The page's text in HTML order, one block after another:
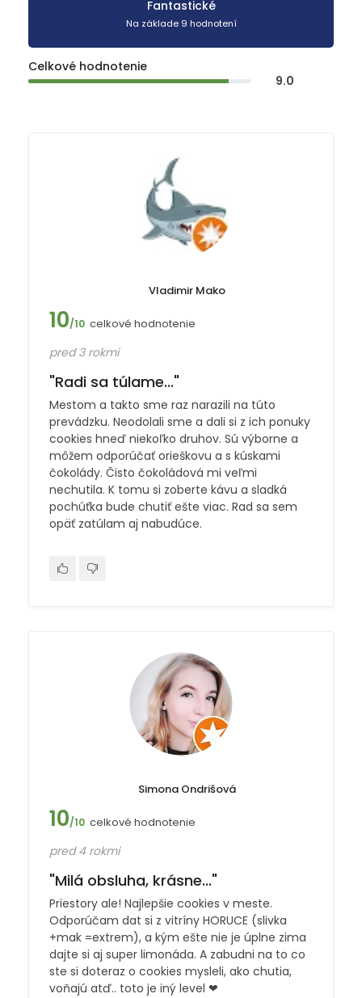
Fantastické
Na základe 9 hodnotení
Celkové hodnotenie
9.0
Vladimir Mako
10/10 celkové hodnotenie
pred 3 rokmi
"Radi sa túlame..."
Mestom a takto sme raz narazili na túto
prevádzku. Neodolali sme a dali si z ich ponuky
cookies hneď niekoľko druhov. Sú výborne a
môžem odporúčať orieškovu a s kúskami
čokolády. Čisto čokoládová mi veľmi
nechutila. K tomu si zoberte kávu a sladká
pochúťka bude chutiť ešte viac. Rad sa sem
opäť zatúlam aj nabudúce.
Simona Ondrišová
10/10 celkové hodnotenie
pred 4 rokmi
"Milá obsluha, krásne..."
Priestory ale! Najlepšie cookies v meste.
Odporúčam dat si z vitríny HORUCE (slivka
+mak =extrem), a kým ešte nie je úplne zima
dajte si aj super limonáda. A zabudni na to co
ste si doteraz o cookies mysleli, ako chutia,
voňajú atď.. toto je iný level ❤